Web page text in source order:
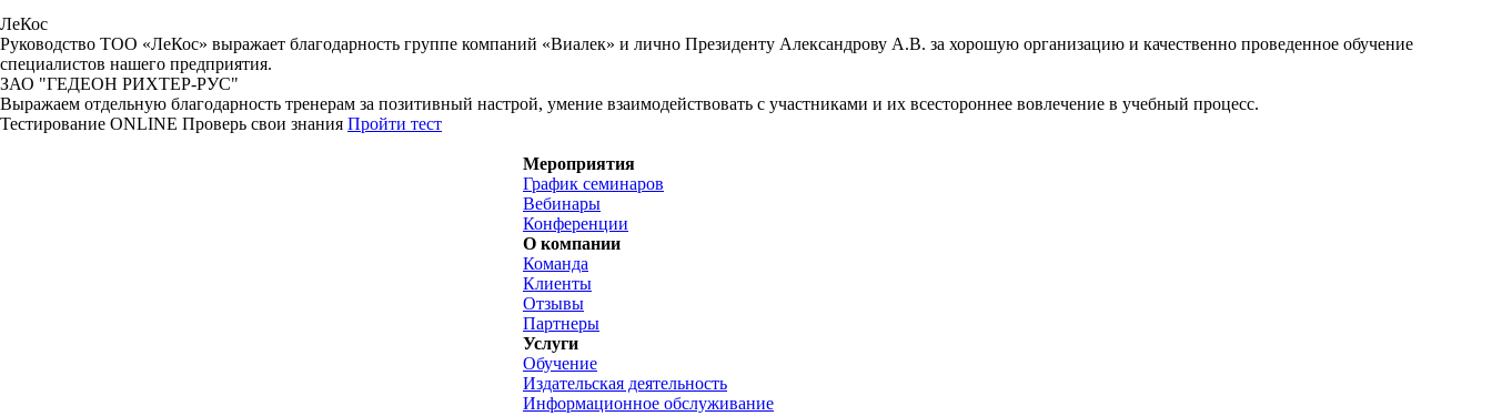
ЛеКос
Руководство ТОО «ЛеКос» выражает благодарность группе компаний «Виалек» и лично Президенту Александрову А.В. за хорошую организацию и качественно проведенное обучение
специалистов нашего предприятия.
ЗАО "ГЕДЕОН РИХТЕР-РУС"
Выражаем отдельную благодарность тренерам за позитивный настрой, умение взаимодействовать с участниками и их всестороннее вовлечение в учебный процесс.
Тестирование ONLINE Проверь свои знания Пройти тест
Мероприятия
График семинаров
Вебинары
Конференции
О компании
Команда
Клиенты
Отзывы
Партнеры
Услуги
Обучение
Издательская деятельность
Информационное обслуживание